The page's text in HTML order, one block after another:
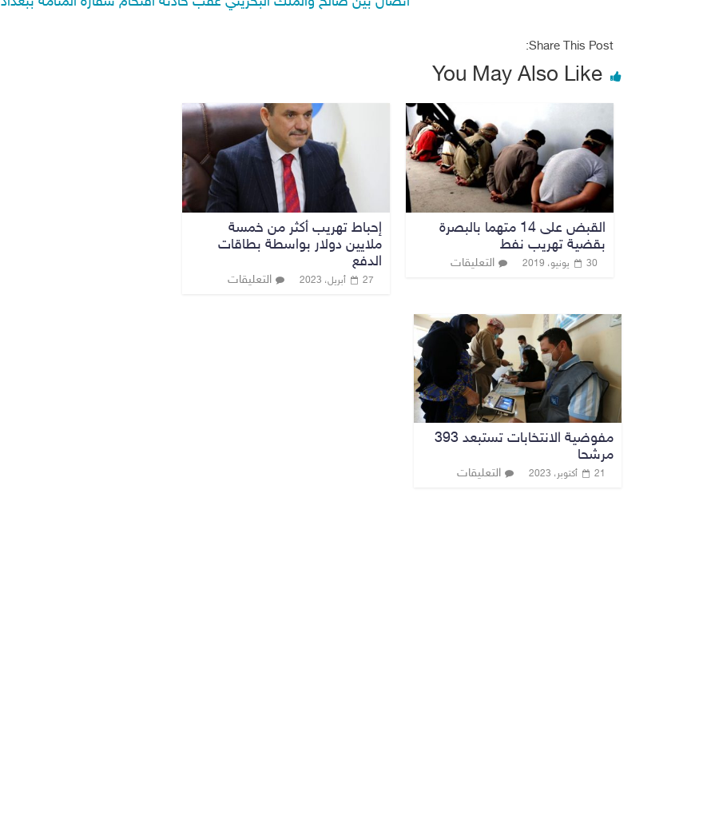
Share This Post:
You May Also Like
القبض على 14 متهما بالبصرة
بقضية تهريب نفط
30 يونيو، 2019 التعليقات
إحباط تهريب أكثر من خمسة
ملايين دولار بواسطة بطاقات
الدفع
27 أبريل، 2023 التعليقات
مفوضية الانتخابات تستبعد 393
مرشحا
21 أكتوبر، 2023 التعليقات